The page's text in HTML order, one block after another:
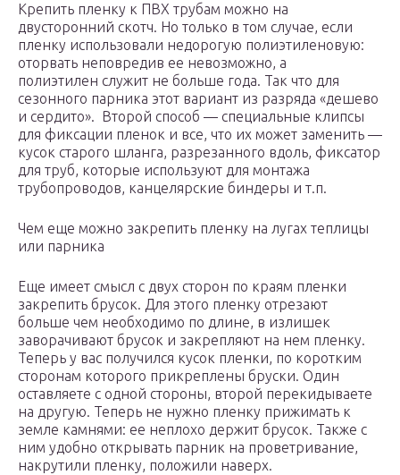
Крепить пленку к ПВХ трубам можно на
двусторонний скотч. Но только в том случае, если
пленку использовали недорогую полиэтиленовую:
оторвать неповредив ее невозможно, а
полиэтилен служит не больше года. Так что для
сезонного парника этот вариант из разряда «дешево
и сердито». Второй способ — специальные клипсы
для фиксации пленок и все, что их может заменить —
кусок старого шланга, разрезанного вдоль, фиксатор
для труб, которые используют для монтажа
трубопроводов, канцелярские биндеры и т.п.
Чем еще можно закрепить пленку на лугах теплицы
или парника
Еще имеет смысл с двух сторон по краям пленки
закрепить брусок. Для этого пленку отрезают
больше чем необходимо по длине, в излишек
заворачивают брусок и закрепляют на нем пленку.
Теперь у вас получился кусок пленки, по коротким
сторонам которого прикреплены бруски. Один
оставляете с одной стороны, второй перекидываете
на другую. Теперь не нужно пленку прижимать к
земле камнями: ее неплохо держит брусок. Также с
ним удобно открывать парник на проветривание,
накрутили пленку, положили наверх.